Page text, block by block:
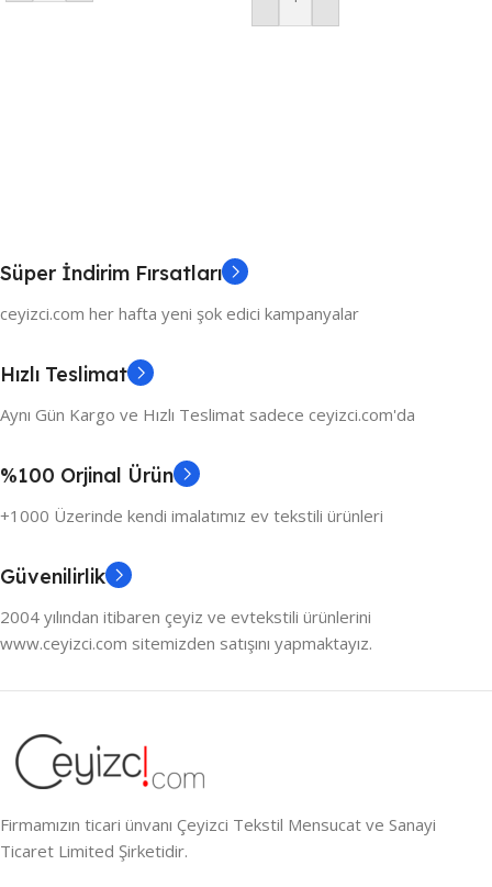
Sepete Ekle
Süper İndirim Fırsatları
ceyizci.com her hafta yeni şok edici kampanyalar
Hızlı Teslimat
Aynı Gün Kargo ve Hızlı Teslimat sadece ceyizci.com'da
%100 Orjinal Ürün
+1000 Üzerinde kendi imalatımız ev tekstili ürünleri
Güvenilirlik
2004 yılından itibaren çeyiz ve evtekstili ürünlerini
www.ceyizci.com sitemizden satışını yapmaktayız.
Firmamızın ticari ünvanı Çeyizci Tekstil Mensucat ve Sanayi
Ticaret Limited Şirketidir.